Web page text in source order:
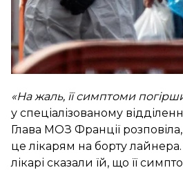
«На жаль, її симптоми
у спеціалізованому
Глава МОЗ Франції
це лікарям на борту
лікарі сказали їй, що її